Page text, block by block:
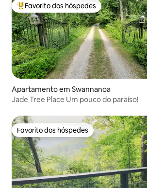
Favoritos dos hóspedes mais apreciados
Favorito dos hóspedes
Apartamento em Swannanoa
Jade Tree Place Um pouco do paraíso!
Favorito dos hóspedes
Favorito dos hóspedes